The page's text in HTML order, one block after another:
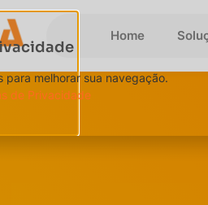
Home
para melhorar sua navegação.
de Privacidade